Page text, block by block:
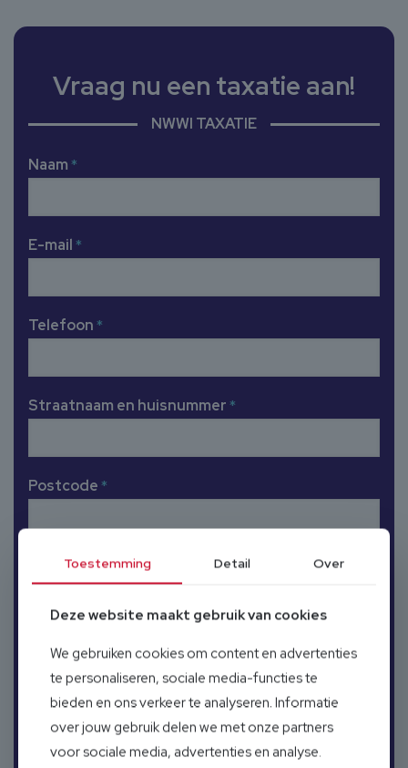
Vraag nu een taxatie aan!
NWWI TAXATIE
Naam*
E-mail*
Telefoon*
Straatnaam en huisnummer*
Postcode*
Woonplaats*
Land
Toestemming Detail Over
Deze website maakt gebruik van cookies
We gebruiken cookies om content en advertenties
te personaliseren, sociale media-functies te
bieden en ons verkeer te analyseren. Informatie
over jouw gebruik delen we met onze partners
voor sociale media, advertenties en analyse.